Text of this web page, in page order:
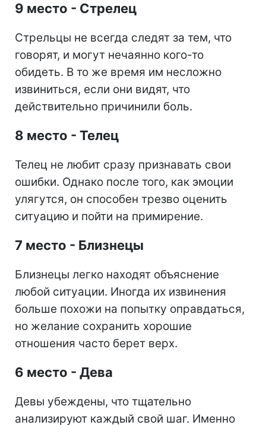
9 место - Стрелец
Стрельцы не всегда следят за тем, что
говорят, и могут нечаянно кого-то
обидеть. В то же время им несложно
извиниться, если они видят, что
действительно причинили боль.
8 место - Телец
Телец не любит сразу признавать свои
ошибки. Однако после того, как эмоции
улягутся, он способен трезво оценить
ситуацию и пойти на примирение.
7 место - Близнецы
Близнецы легко находят объяснение
любой ситуации. Иногда их извинения
больше похожи на попытку оправдаться,
но желание сохранить хорошие
отношения часто берет верх.
6 место - Дева
Девы убеждены, что тщательно
анализируют каждый свой шаг. Именно